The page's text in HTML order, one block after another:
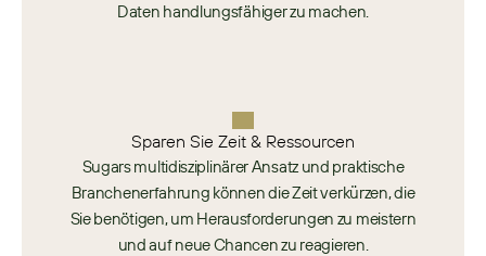
Daten handlungsfähiger zu machen.
Sparen Sie Zeit & Ressourcen
Sugars multidisziplinärer Ansatz und praktische
Branchenerfahrung können die Zeit verkürzen, die
Sie benötigen, um Herausforderungen zu meistern
und auf neue Chancen zu reagieren.